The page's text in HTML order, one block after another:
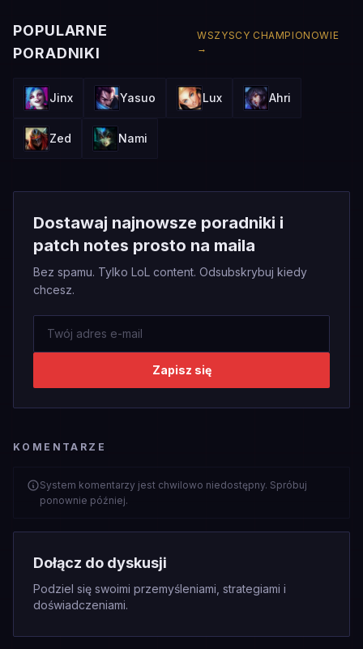
POPULARNE
PORADNIKI
WSZYSCY CHAMPIONOWIE
→
Jinx Yasuo Lux Ahri
Zed Nami
Dostawaj najnowsze poradniki i
patch notes prosto na maila
Bez spamu. Tylko LoL content. Odsubskrybuj kiedy
chcesz.
Zapisz się
KOMENTARZE
System komentarzy jest chwilowo niedostępny. Spróbuj
ponownie później.
Dołącz do dyskusji
Podziel się swoimi przemyśleniami, strategiami i
doświadczeniami.